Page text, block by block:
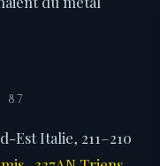
87
Est Italie, 211–210